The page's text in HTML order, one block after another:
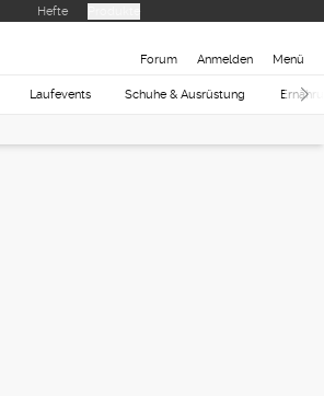
Hefte
Forum Anmelden Menü
Laufevents Schuhe & Ausrüstung